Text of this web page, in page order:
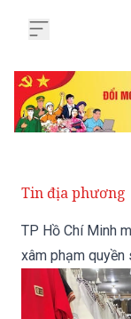
Tin địa phương
TP Hồ Chí Minh
xâm phạm quyền